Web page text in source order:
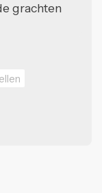
grachten